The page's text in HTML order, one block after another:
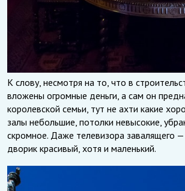
К слову, несмотря на то, что в
вложены огромные деньги, а сам он
королевской семьи, тут не ахти какие
залы небольшие, потолки невысокие,
скромное. Даже телевизора завалящего
дворик красивый, хотя и маленький.